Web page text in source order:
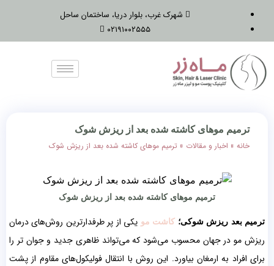
شهرک غرب، بلوار دریا، ساختمان ساحل
۰۲۱۹۱۰۰۲۵۵۵
ترمیم موهای کاشته شده بعد از ریزش شوک
خانه » اخبار و مقالات » ترمیم موهای کاشته شده بعد از ریزش شوک
ترمیم موهای کاشته شده بعد از ریزش شوک
ترمیم بعد ریزش شوکی؛ کاشت مو یکی از پر طرفدارترین روش‌های درمان
ریزش مو در جهان محسوب می‌‌شود که می‌‌تواند ظاهری جدید و جوان ‌تر را
برای افراد به ارمغان بیاورد. این روش با انتقال فولیکول‌های مقاوم از پشت